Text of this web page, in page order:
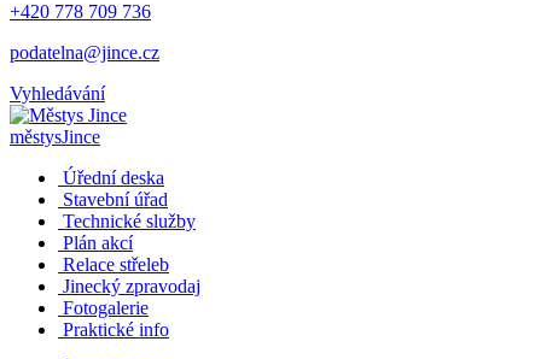
+420 778 709 736
podatelna@jince.cz
Vyhledávání
městysJince
Úřední deska
Stavební úřad
Technické služby
Plán akcí
Relace střeleb
Jinecký zpravodaj
Fotogalerie
Praktické info